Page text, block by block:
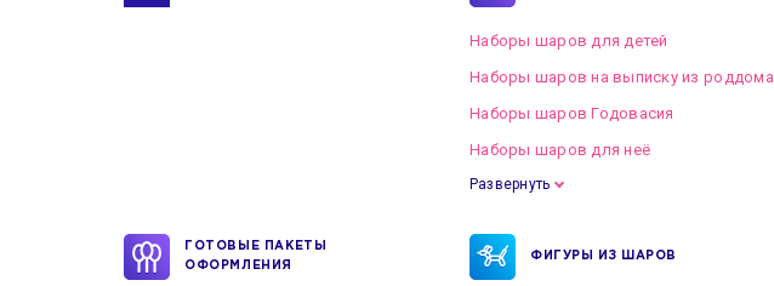
Наборы шаров для детей
Наборы шаров на выписку из роддома
Наборы шаров Годовасия
Наборы шаров для неё
Развернуть
ГОТОВЫЕ ПАКЕТЫ
ОФОРМЛЕНИЯ
ФИГУРЫ ИЗ ШАРОВ